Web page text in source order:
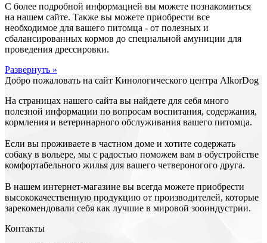
С более подробной информацией вы можете познакомиться
на нашем сайте. Также вы можете приобрести все
необходимое для вашего питомца - от полезных и
сбалансированных кормов до специальной амуниции для
проведения дрессировки.
Развернуть »
Добро пожаловать на сайт Кинологического центра АlkorDog
На страницах нашего сайта вы найдете для себя много
полезной информации по вопросам воспитания, содержания,
кормления и ветеринарного обслуживания вашего питомца.
Если вы проживаете в частном доме и хотите содержать
собаку в вольере, мы с радостью поможем вам в обустройстве
комфортабельного жилья для вашего четвероногого друга.
В нашем интернет-магазине вы всегда можете приобрести
высококачественную продукцию от производителей, которые
зарекомендовали себя как лучшие в мировой зооиндустрии.
Контакты